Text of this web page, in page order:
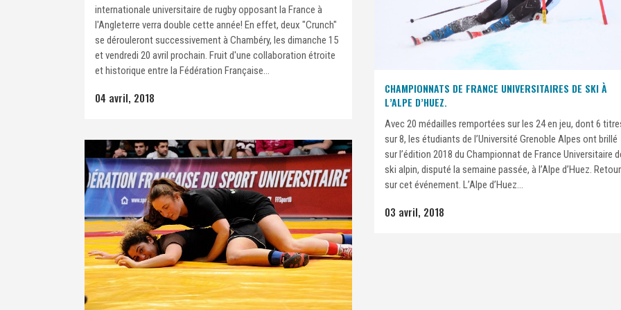
internationale universitaire de rugby opposant la France à
l'Angleterre verra double cette année! En effet, deux "Crunch"
se dérouleront successivement à Chambéry, les dimanche 15
et vendredi 20 avril prochain. Fruit d'une collaboration étroite
et historique entre la Fédération Française...
04 avril, 2018
CHAMPIONNATS DE FRANCE UNIVERSITAIRES DE SKI À
L’ALPE D’HUEZ.
Avec 20 médailles remportées sur les 24 en jeu, dont 6
sur 8, les étudiants de l’Université Grenoble Alpes ont brillé
sur l’édition 2018 du Championnat de France Universitaire
ski alpin, disputé la semaine passée, à l’Alpe d’Huez. Retour
sur cet événement. L’Alpe d’Huez...
03 avril, 2018